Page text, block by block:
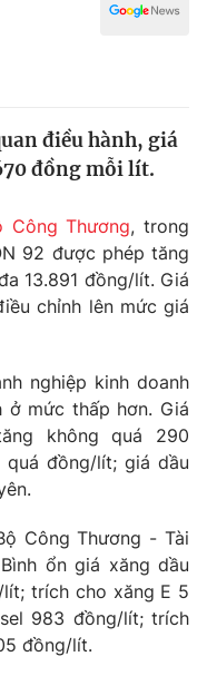
điều hành, giá
đồng mỗi lít.
Công Thương, trong
92 được phép tăng
13.891 đồng/lít. Giá
chỉnh lên mức giá
nghiệp kinh doanh
ở mức thấp hơn. Giá
không quá 290
đồng/lít; giá dầu
Công Thương - Tài
ổn giá xăng dầu
lít; trích cho xăng E 5
983 đồng/lít; trích
đồng/lít.